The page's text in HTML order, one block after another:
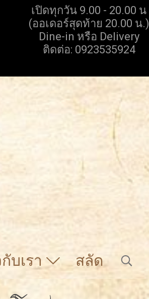
เปิดทุกวัน 9.00 - 20.00 น
(ออเดอร์สุดท้าย 20.00 น.)
Dine-in หรือ Delivery
ติดต่อ: 0923535924
บเรา สลัด